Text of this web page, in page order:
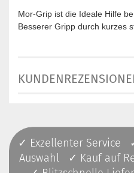
Mor-Grip ist die Ideale Hilfe
Besserer Gripp durch kurzes
✓ Exzellenter Service
Auswahl ✓ Kauf auf